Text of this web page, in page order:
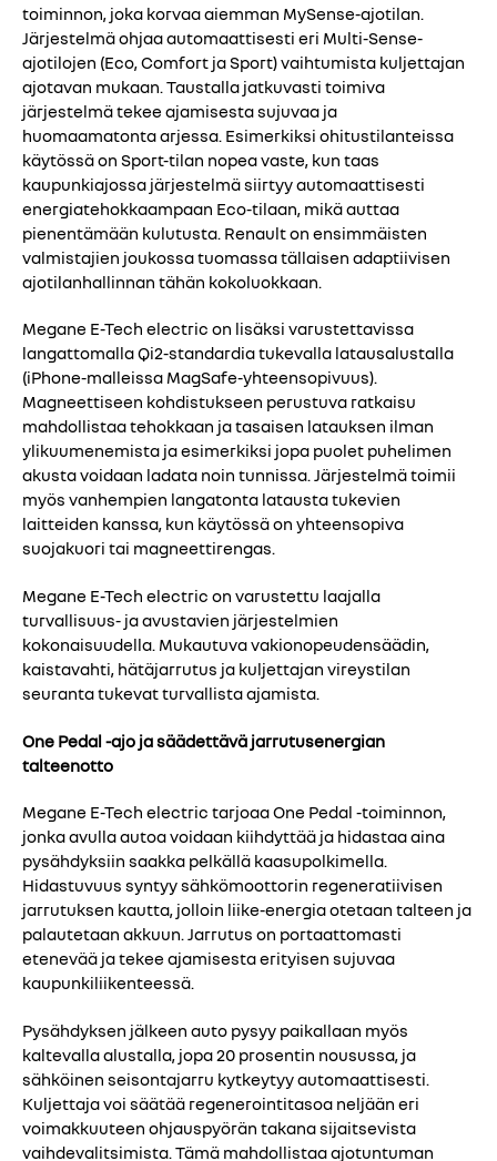
toiminnon, joka korvaa aiemman MySense-ajotilan.
Järjestelmä ohjaa automaattisesti eri Multi-Sense-
ajotilojen (Eco, Comfort ja Sport) vaihtumista kuljettajan
ajotavan mukaan. Taustalla jatkuvasti toimiva
järjestelmä tekee ajamisesta sujuvaa ja
huomaamatonta arjessa. Esimerkiksi ohitustilanteissa
käytössä on Sport-tilan nopea vaste, kun taas
kaupunkiajossa järjestelmä siirtyy automaattisesti
energiatehokkaampaan Eco-tilaan, mikä auttaa
pienentämään kulutusta. Renault on ensimmäisten
valmistajien joukossa tuomassa tällaisen adaptiivisen
ajotilanhallinnan tähän kokoluokkaan.
Megane E-Tech electric on lisäksi varustettavissa
langattomalla Qi2-standardia tukevalla latausalustalla
(iPhone-malleissa MagSafe-yhteensopivuus).
Magneettiseen kohdistukseen perustuva ratkaisu
mahdollistaa tehokkaan ja tasaisen latauksen ilman
ylikuumenemista ja esimerkiksi jopa puolet puhelimen
akusta voidaan ladata noin tunnissa. Järjestelmä toimii
myös vanhempien langatonta latausta tukevien
laitteiden kanssa, kun käytössä on yhteensopiva
suojakuori tai magneettirengas.
Megane E-Tech electric on varustettu laajalla
turvallisuus- ja avustavien järjestelmien
kokonaisuudella. Mukautuva vakionopeudensäädin,
kaistavahti, hätäjarrutus ja kuljettajan vireystilan
seuranta tukevat turvallista ajamista.
One Pedal -ajo ja säädettävä jarrutusenergian
talteenotto
Megane E-Tech electric tarjoaa One Pedal -toiminnon,
jonka avulla autoa voidaan kiihdyttää ja hidastaa aina
pysähdyksiin saakka pelkällä kaasupolkimella.
Hidastuvuus syntyy sähkömoottorin regeneratiivisen
jarrutuksen kautta, jolloin liike-energia otetaan talteen ja
palautetaan akkuun. Jarrutus on portaattomasti
etenevää ja tekee ajamisesta erityisen sujuvaa
kaupunkiliikenteessä.
Pysähdyksen jälkeen auto pysyy paikallaan myös
kaltevalla alustalla, jopa 20 prosentin nousussa, ja
sähköinen seisontajarru kytkeytyy automaattisesti.
Kuljettaja voi säätää regenerointitasoa neljään eri
voimakkuuteen ohjauspyörän takana sijaitsevista
vaihdevalitsimista. Tämä mahdollistaa ajotuntuman